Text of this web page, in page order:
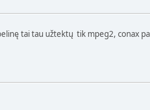
tai tau užtektų tik mpeg2, conax